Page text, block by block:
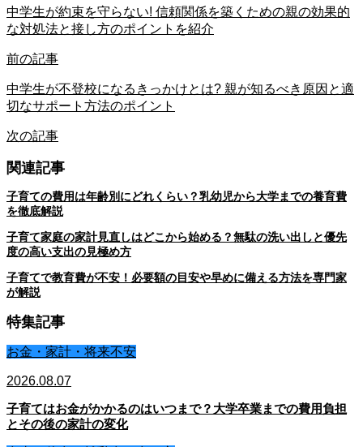
中学生が約束を守らない! 信頼関係を築くための親の効果的
な対処法と接し方のポイントを紹介
前の記事
中学生が不登校になるきっかけとは? 親が知るべき原因と適
切なサポート方法のポイント
次の記事
関連記事
子育ての費用は年齢別にどれくらい？乳幼児から大学までの養育費
を徹底解説
子育て家庭の家計見直しはどこから始める？無駄の洗い出しと優先
度の高い支出の見極め方
子育てで教育費が不安！必要額の目安や早めに備える方法を専門家
が解説
特集記事
お金・家計・将来不安
2026.08.07
子育てはお金がかかるのはいつまで？大学卒業までの費用負担
とその後の家計の変化